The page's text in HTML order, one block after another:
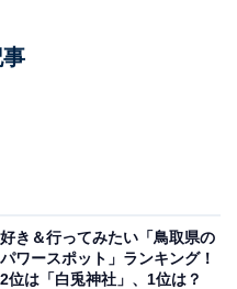
パワーをもらえるケヤキ
心感を覚えます」（50代
感じてみたい」（20代男
いそうなケヤキでパワー
」（30代女性／宮城
力を与えてくれるらしく
性／兵庫県）などの声が
好き＆行ってみたい「鳥取県の
パワースポット」ランキング！
2位は「白兎神社」、1位は？